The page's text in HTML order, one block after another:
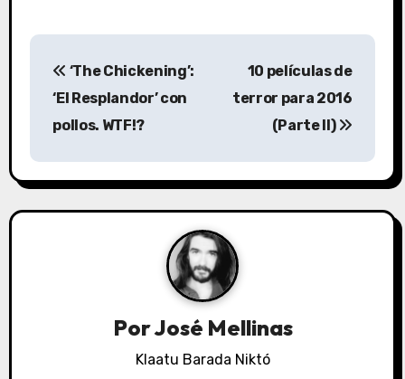
N
e
g
‘The Chickening’:
‘El Resplandor’ con
pollos. WTF!?
10 películas de
terror para 2016
(Parte II)
PorJosé Mellinas
Klaatu Barada Niktó